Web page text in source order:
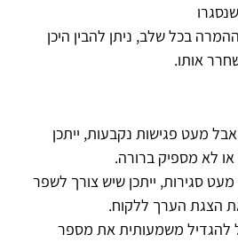
בכל שלב, ניתן להבין היכן
אותו.
מעט פגישות נקבעות, ייתכן
לא מספיק ברורה.
סגירות, ייתכן שיש צורך לשפר
הצגת הערך ללקוח.
להגדיל משמעותית את מספר